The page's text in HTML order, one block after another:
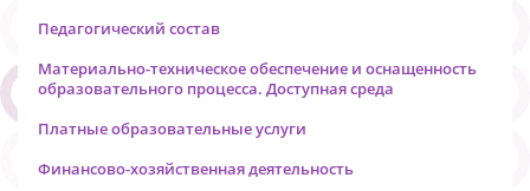
Педагогический состав
Материально-техническое обеспечение и оснащенность
образовательного процесса. Доступная среда
Платные образовательные услуги
Финансово-хозяйственная деятельность